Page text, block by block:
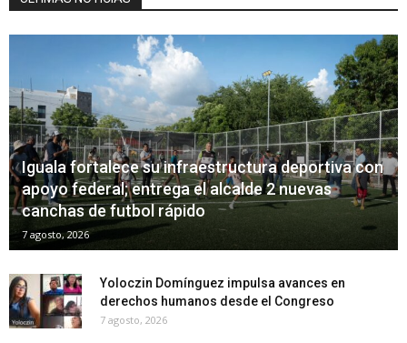
Iguala fortalece su infraestructura deportiva con
apoyo federal; entrega el alcalde 2 nuevas
canchas de futbol rápido
7 agosto, 2026
Yoloczin Domínguez impulsa avances en
derechos humanos desde el Congreso
7 agosto, 2026